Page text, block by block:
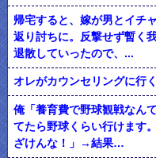
帰宅すると、嫁が男とイチ
返り討ちに。反撃せず暫く
退散していったので、...
オレがカウンセリングに行
俺「養育費で野球観戦なん
てたら野球くらい行けます
ざけんな！」→結果…